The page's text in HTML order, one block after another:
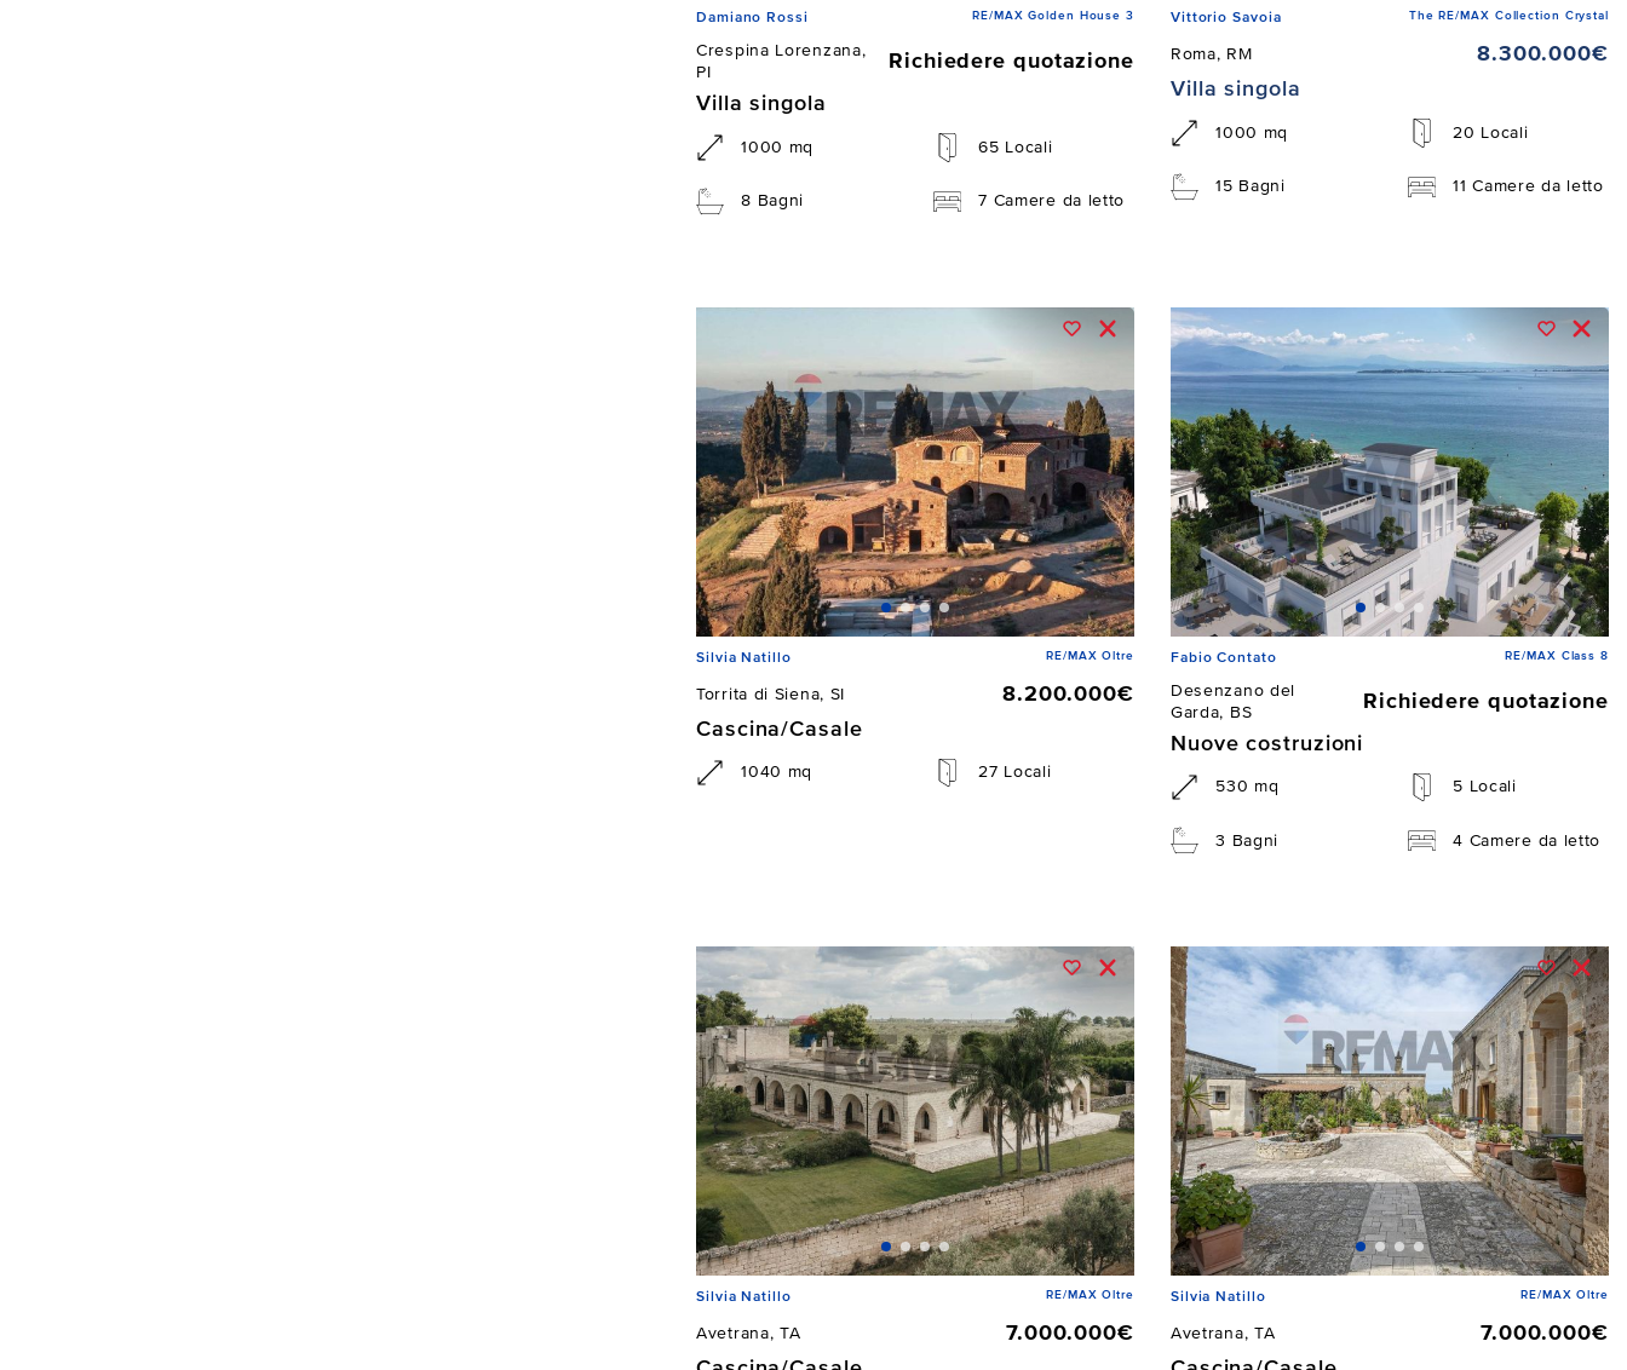
Damiano Rossi RE/MAX Golden House 3
Crespina Lorenzana,
PI
Richiedere quotazione
Villa singola
1000 mq 65 Locali
8 Bagni 7 Camere da letto
Vittorio Savoia The RE/MAX Collection Crystal
Roma, RM
8.300.000€
Villa singola
1000 mq 20 Locali
15 Bagni 11 Camere da letto
Silvia Natillo RE/MAX Oltre
Torrita di Siena, SI
8.200.000€
Cascina/Casale
1040 mq 27 Locali
Fabio Contato RE/MAX Class 8
Desenzano del
Garda, BS
Richiedere quotazione
Nuove costruzioni
530 mq 5 Locali
3 Bagni 4 Camere da letto
Silvia Natillo RE/MAX Oltre
Avetrana, TA
7.000.000€
Silvia Natillo RE/MAX Oltre
Avetrana, TA
7.000.000€